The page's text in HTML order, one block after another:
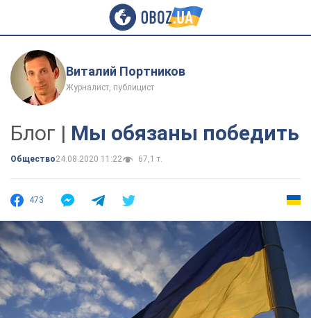
Виталий Портников
Журналист, публицист
Блог | Мы обязаны победить
Общество24.08.2020 11:22 67,1 т.
473